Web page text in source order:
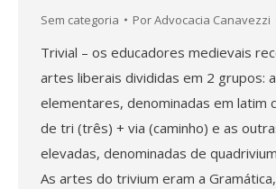
Sem categoria PorAdvocacia Canavezzi
Trivial – os educadores medievais
artes liberais divididas em 2 grupos:
elementares, denominadas em latim
de tri (três) + via (caminho) e as
elevadas, denominadas de
As artes do trivium eram a